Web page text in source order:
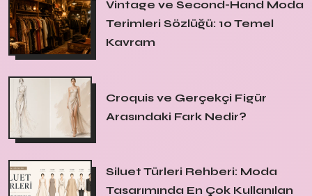
Vintage ve Second-Hand Moda
Terimleri Sözlüğü: 10 Temel
Kavram
Croquis ve Gerçekçi Figür
Arasındaki Fark Nedir?
Siluet Türleri Rehberi: Moda
Tasarımında En Çok Kullanılan